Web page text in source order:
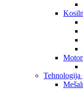
Tehnologija